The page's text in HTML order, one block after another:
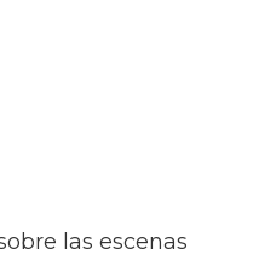
las escenas